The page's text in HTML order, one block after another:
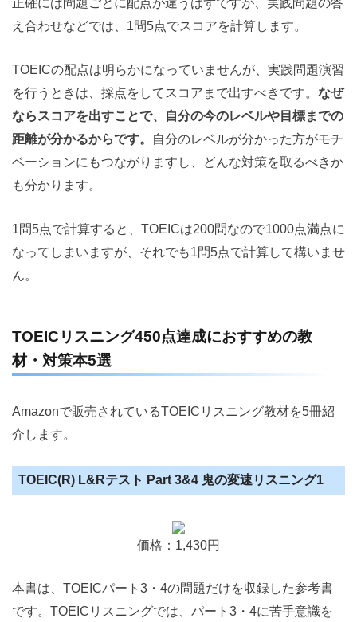
正確には問題ごとに配点が違うはずですが、実践問題の答
え合わせなどでは、1問5点でスコアを計算します。
TOEICの配点は明らかになっていませんが、実践問題演習
を行うときは、採点をしてスコアまで出すべきです。 なぜ
ならスコアを出すことで、自分の今のレベルや目標までの
距離が分かるからです。
自分のレベルが分かった方がモチ
ベーションにもつながりますし、どんな対策を取るべきか
も分かります。
1問5点で計算すると、TOEICは200問なので1000点満点に
なってしまいますが、それでも1問5点で計算して構いませ
ん。
TOEICリスニング450点達成におすすめの教
材・対策本5選
Amazonで販売されているTOEICリスニング教材を5冊紹
介します。
TOEIC(R) L&Rテスト Part 3&4 鬼の変速リスニング1
価格：1,430円
本書は、TOEICパート3・4の問題だけを収録した参考書
です。TOEICリスニングでは、パート3・4に苦手意識を